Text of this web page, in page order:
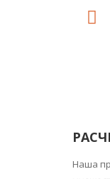
Наша